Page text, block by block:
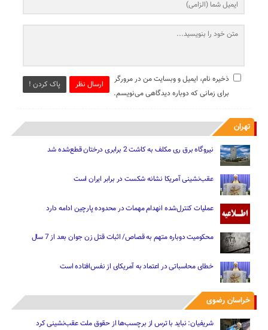
ارسال نظر پاک کردن !
ذخیره نام، ایمیل و وبسایت من در مرورگر
برای زمانی که دوباره دیدگاهی می‌نویسم.
تهران
نیروگاه برق ری مکلف به کاشت 2 برابری درختان قطع‌شده شد
عقب‌نشینی آمریکا نشانه شکست در برابر ایران است
عملیات کنترل‌شده انهدام مهمات در محدوده پارچین ادامه دارد
محکومیت دوباره متهم به قصاص/ اثبات قتل زن جوان بعد از 7 سال
خطای محاسباتی در اعتماد به آمریکای از نفس‌افتاده است
خراسان رضوی
شریفیان: نباید با ترس از برچسب‌ها از حقوق ملت عقب‌نشینی کرد